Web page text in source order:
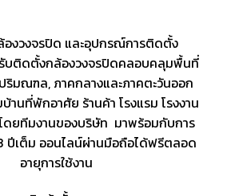
องวงจรปิด และอุปกรณ์การติดตั้ง
ติดตั้งกล้องวงจรปิดคลอบคลุมพื้นที่
ริมณฑล, ภาคกลางและภาคตะวันออก
านที่พักอาศัย ร้านค้า โรงแรม โรงงาน
ดยทีมงานของบริษัท มาพร้อมกับการ
ปีเต็ม ออนไลน์ผ่านมือถือได้ฟรีตลอด
อายุการใช้งาน